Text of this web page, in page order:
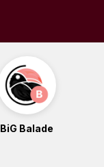
BiG Balade